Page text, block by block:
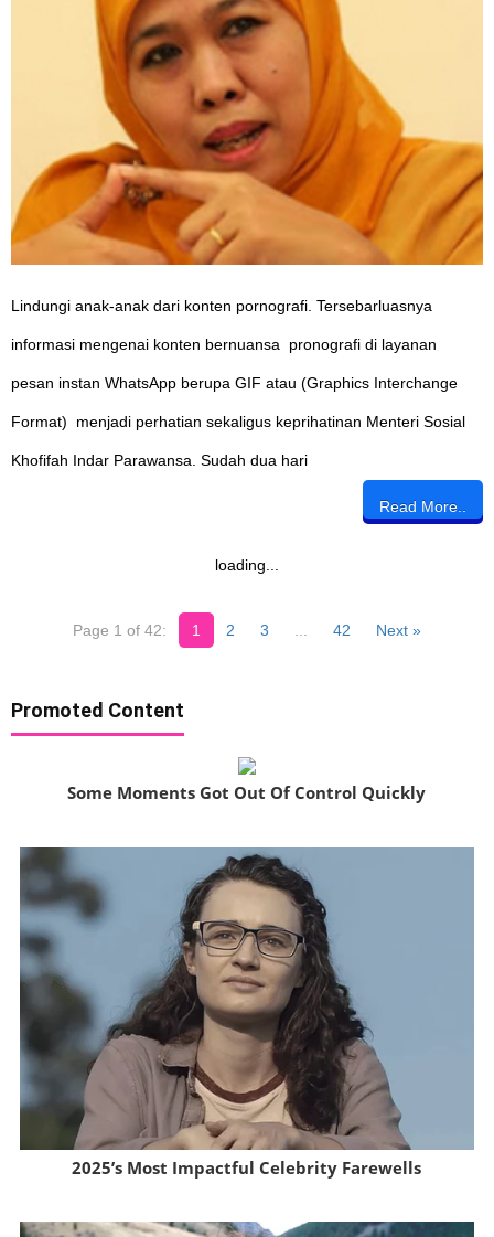
Lindungi anak-anak dari konten pornografi. Tersebarluasnya
informasi mengenai konten bernuansa pronografi di layanan
pesan instan WhatsApp berupa GIF atau (Graphics Interchange
Format) menjadi perhatian sekaligus keprihatinan Menteri Sosial
Khofifah Indar Parawansa. Sudah dua hari
Read More..
loading...
Page 1 of 42: 1 2 3 42 Next »
Promoted Content
Some Moments Got Out Of Control Quickly
2025’s Most Impactful Celebrity Farewells